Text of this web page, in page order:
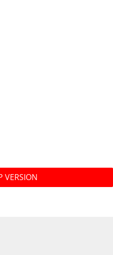
VERSION